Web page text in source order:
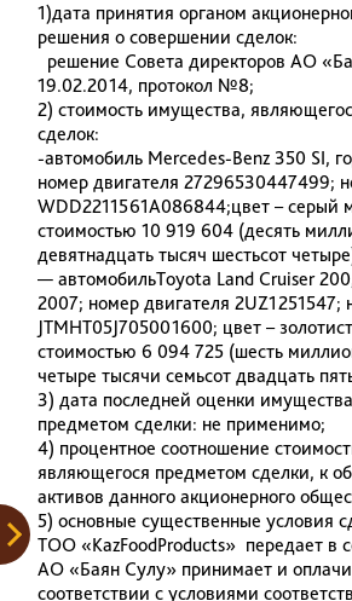
1)дата принятия органом
решения о совершении сделок:
решение Совета директоров АО
19.02.2014, протокол №8;
2) стоимость имущества,
сделок:
-автомобиль Mercedes-Benz 350 SI,
номер двигателя 27296530447499;
WDD2211561A086844;цвет – серый
стоимостью 10 919 604 (десять
девятнадцать тысяч шестьсот
— автомобильToyota Land Cruiser
2007; номер двигателя 2UZ1251547;
JTMHT05J705001600; цвет –
стоимостью 6 094 725 (шесть
четыре тысячи семьсот двадцать
3) дата последней оценки
предметом сделки: не применимо;
4) процентное соотношение
являющегося предметом сделки, к
активов данного акционерного
5) основные существенные условия
ТОО «KazFoodProducts» передает в
АО «Баян Сулу» принимает и
соответствии с условиями